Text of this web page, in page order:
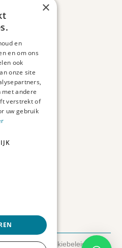
-Cookiebeleid
×
en
en om ons
ook
onze site
met andere
verstrekt of
uw gebruik